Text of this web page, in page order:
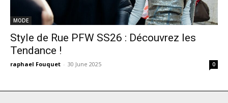
MODE
Style de Rue PFW SS26 : Découvrez les
Tendance !
raphael Fouquet - 30 June 2025 0